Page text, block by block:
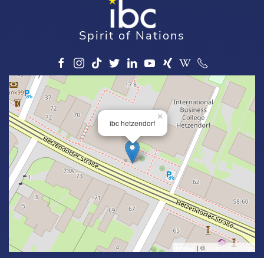
Spirit of Nations
ibc hetzendorf
×
Leaflet | © OpenStreetMap